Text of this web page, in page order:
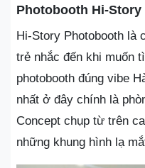
Photobooth Hi-Story
Hi-Story Photobooth là
trẻ nhắc đến khi muốn
photobooth đúng vibe
nhất ở đây chính là
Concept chụp từ trên
những khung hình lạ